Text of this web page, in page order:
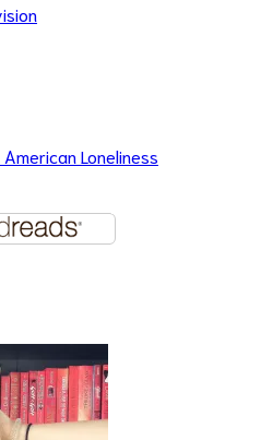
Loneliness